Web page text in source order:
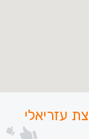
עזריאלי